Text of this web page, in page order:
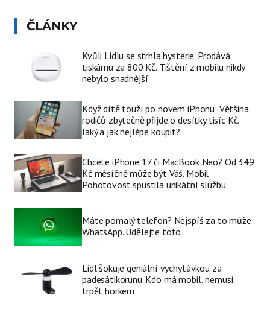
ČLÁNKY
Kvůli Lidlu se strhla hysterie. Prodává
tiskárnu za 800 Kč. Tištění z mobilu nikdy
nebylo snadnější
Když dítě touží po novém iPhonu: Většina
rodičů zbytečně přijde o desítky tisíc Kč.
Jaký a jak nejlépe koupit?
Chcete iPhone 17 či MacBook Neo? Od 349
Kč měsíčně může být Váš. Mobil
Pohotovost spustila unikátní službu
Máte pomalý telefon? Nejspíš za to může
WhatsApp. Udělejte toto
Lidl šokuje geniální vychytávkou za
padesátikorunu. Kdo má mobil, nemusí
trpět horkem